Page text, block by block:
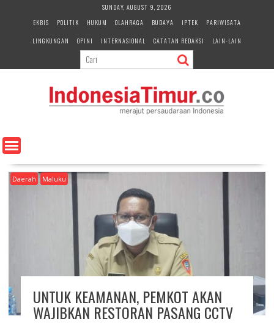
e
n
SUNDAY, AUGUST 9, 2026
EKBIS
POLITIK HUKUM OLAHRAGA BUDAYA IPTEK
PARIWISATA
LINGKUNGAN
OPINI INTERNASIONAL CATATAN REDAKSI LAIN-LAIN
Daerah Maluku
UNTUK KEAMANAN, PEMKOT AKAN
WAJIBKAN RESTORAN PASANG CCTV